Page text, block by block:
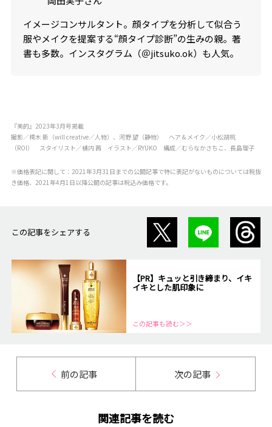
イメージコンサルタント。顔タイプを分析して似合う
服やメイクを提案する“顔タイプ診断”の生みの親。著
書も多数。インスタグラム（＠jitsuko.ok）も人気。
『美的』2023年3月号掲載
撮影／樗木 新（will creative／人物）、河野 望（静物） ヘア＆メイク／小松胡桃
（ROI） スタイリスト／橘内 茜 イラスト／RYUKO 構成／むらなかさちこ、長島理子
※価格表記に関して：2021年3月31日までの公開記事で特に表記がないものについては税抜
き価格、2021年4月1日以降公開の記事は税込み価格です。
この記事をシェアする
【PR】キュッと引き締まり、イキ
イキとした肌印象に
この記事も読む＞＞
前の記事 次の記事
関連記事を読む